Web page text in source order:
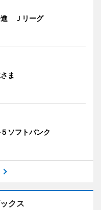
進 Ｊリーグ
ま
ソフトバンク
クス